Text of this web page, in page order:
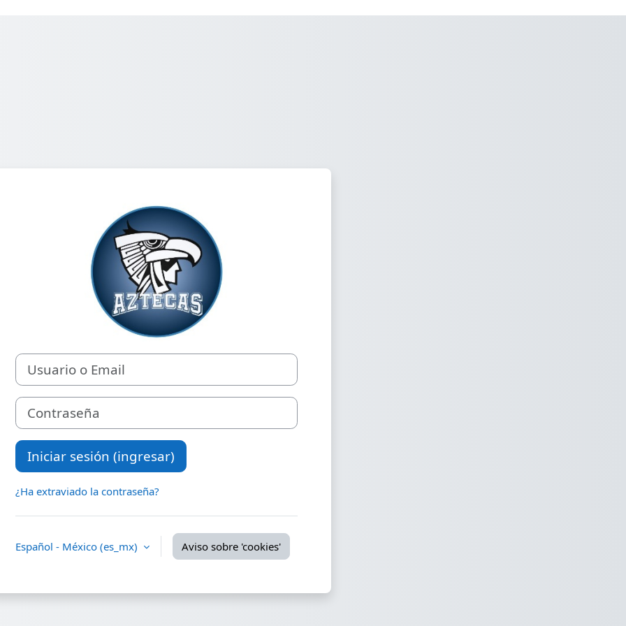
Ingresar a Formación Empresarial II 606
Usuario o Email
Contraseña
Iniciar sesión (ingresar)
¿Ha extraviado la contraseña?
Español - México ‎(es_mx)‎ Aviso sobre 'cookies'